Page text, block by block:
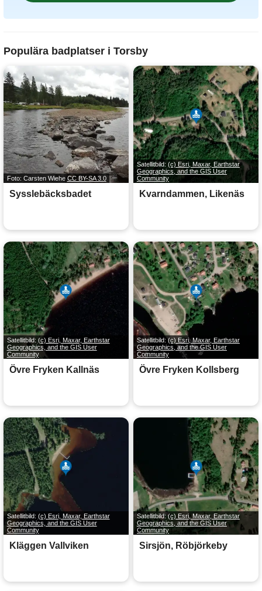
Populära badplatser i Torsby
Foto: Carsten Wiehe CC BY-SA 3.0
Sysslebäcksbadet
Satellitbild: (c) Esri, Maxar, Earthstar
Geographics, and the GIS User
Community
Kvarndammen, Likenäs
Satellitbild: (c) Esri, Maxar, Earthstar
Geographics, and the GIS User
Community
Övre Fryken Kallnäs
Satellitbild:(c) Esri, Maxar, Earthstar
Geographics, and the GIS User
Community
Övre Fryken Kollsberg
Satellitbild: (c) Esri, Maxar, Earthstar
Geographics, and the GIS User
Community
Kläggen Vallviken
Satellitbild:(c) Esri, Maxar, Earthstar
Geographics, and the GIS User
Community
Sirsjön, Röbjörkeby